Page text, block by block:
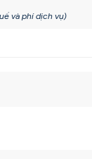
và phí dịch vụ)